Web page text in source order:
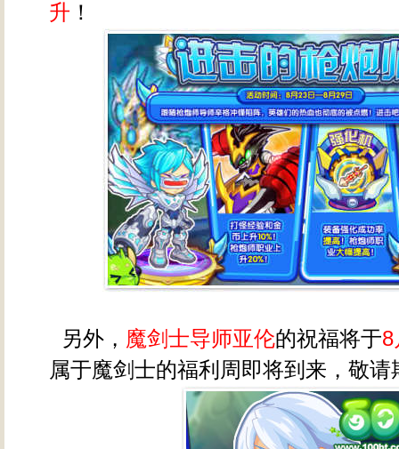
升 ！
另外， 魔剑士导师亚伦的祝福将于8
属于魔剑士的福利周即将到来，敬请